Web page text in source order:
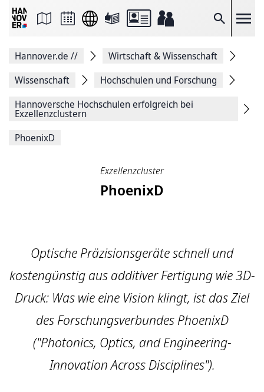
Suche
Seite
Facebook
teilen
Seitenlink
Kopieren
Drucken
Hannover.de //
Wirtschaft & Wissenschaft
Wissenschaft
Hochschulen und Forschung
Hannoversche Hochschulen erfolgreich bei
Exzellenzclustern
PhoenixD
Exzellenzcluster
PhoenixD
Optische Präzisionsgeräte schnell und
kostengünstig aus additiver Fertigung wie 3D-
Druck: Was wie eine Vision klingt, ist das Ziel
des Forschungsverbundes PhoenixD
("Photonics, Optics, and Engineering-
Innovation Across Disciplines").